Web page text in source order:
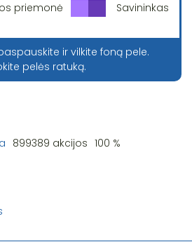
priemonė Savininkas
ir vilkite foną pele.
pelės ratuką.
899389 akcijos 100 %